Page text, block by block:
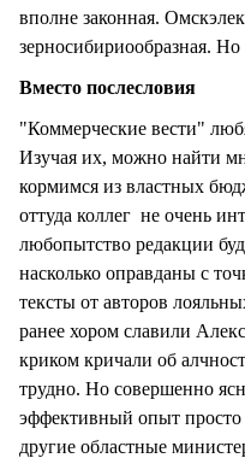
вполне законная.
зерносибириообразная.
Вместо послесловия
"Коммерческие вести"
Изучая их, можно найти
кормимся из властных
оттуда коллег не очень
любопытство редакции
насколько оправданы с
тексты от авторов
ранее хором славили
криком кричали об
трудно. Но совершенно
эффективный опыт просто
другие областные